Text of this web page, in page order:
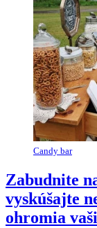
Candy bar
Zabudnite
vyskúšajte
ohromia